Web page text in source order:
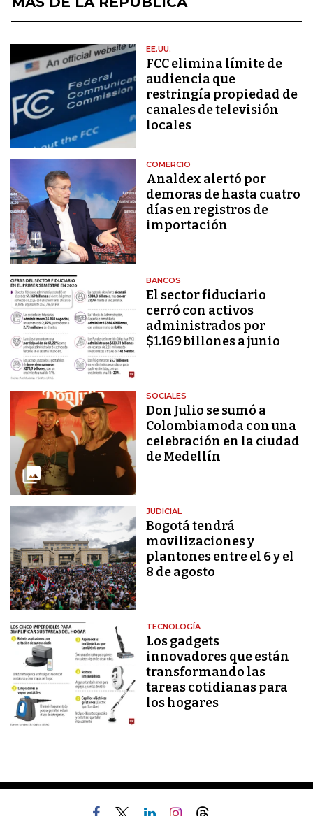
EE.UU.
FCC elimina límite de
audiencia que
restringía propiedad de
canales de televisión
locales
COMERCIO
Analdex alertó por
demoras de hasta cuatro
días en registros de
importación
BANCOS
El sector fiduciario
cerró con activos
administrados por
$1.169 billones a junio
SOCIALES
Don Julio se sumó a
Colombiamoda con una
celebración en la ciudad
de Medellín
JUDICIAL
Bogotá tendrá
movilizaciones y
plantones entre el 6 y el
8 de agosto
TECNOLOGÍA
Los gadgets
innovadores que están
transformando las
tareas cotidianas para
los hogares